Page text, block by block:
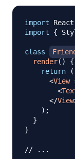
import React
import
{
class
render( )
{
return
(
<View
<
</View
) ;
}
}
// ...